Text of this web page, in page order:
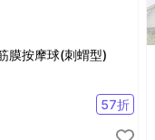
膜按摩球(刺蝟型)
57折